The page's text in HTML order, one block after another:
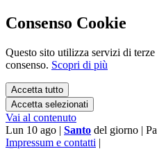
Consenso Cookie
Questo sito utilizza servizi di
consenso. Scopri di più
Accetta tutto
Accetta selezionati
Vai al contenuto
Lun 10 ago | Santo del giorno |
Impressum e contatti |